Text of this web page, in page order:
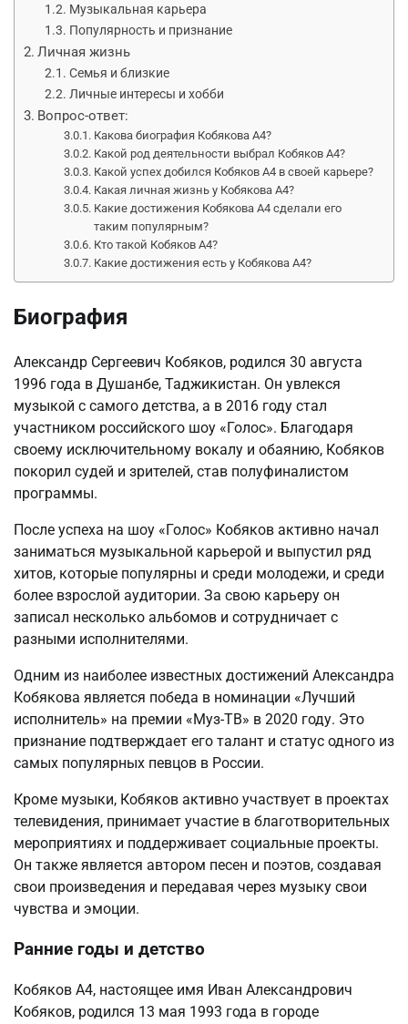
Музыкальная карьера
Популярность и признание
Личная жизнь
Семья и близкие
Личные интересы и хобби
Вопрос-ответ:
Какова биография Кобякова А4?
Какой род деятельности выбрал Кобяков А4?
Какой успех добился Кобяков А4 в своей карьере?
Какая личная жизнь у Кобякова А4?
Какие достижения Кобякова А4 сделали его
таким популярным?
Кто такой Кобяков А4?
Какие достижения есть у Кобякова А4?
Биография
Александр Сергеевич Кобяков, родился 30 августа
1996 года в Душанбе, Таджикистан. Он увлекся
музыкой с самого детства, а в 2016 году стал
участником российского шоу «Голос». Благодаря
своему исключительному вокалу и обаянию, Кобяков
покорил судей и зрителей, став полуфиналистом
программы.
После успеха на шоу «Голос» Кобяков активно начал
заниматься музыкальной карьерой и выпустил ряд
хитов, которые популярны и среди молодежи, и среди
более взрослой аудитории. За свою карьеру он
записал несколько альбомов и сотрудничает с
разными исполнителями.
Одним из наиболее известных достижений Александра
Кобякова является победа в номинации «Лучший
исполнитель» на премии «Муз-ТВ» в 2020 году. Это
признание подтверждает его талант и статус одного из
самых популярных певцов в России.
Кроме музыки, Кобяков активно участвует в проектах
телевидения, принимает участие в благотворительных
мероприятиях и поддерживает социальные проекты.
Он также является автором песен и поэтов, создавая
свои произведения и передавая через музыку свои
чувства и эмоции.
Ранние годы и детство
Кобяков А4, настоящее имя Иван Александрович
Кобяков, родился 13 мая 1993 года в городе